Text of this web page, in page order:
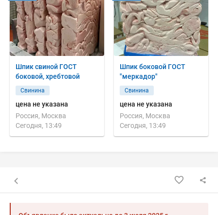
Шпик свиной ГОСТ
боковой, хребтовой
Свинина
цена не указана
Россия, Москва
Сегодня, 13:49
Шпик боковой ГОСТ
"меркадор"
Свинина
цена не указана
Россия, Москва
Сегодня, 13:49
Назад к списку объявлений